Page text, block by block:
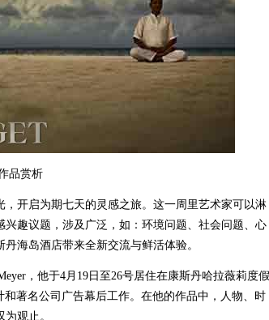
品赏析
开启为期七天的灵感之旅。这一周里艺术家可以淋
趣议题，涉及广泛，如：环境问题、社会问题、心
海岛酒店带来全新交流与鲜活体验。
，他于4月19日至26号居住在康斯丹哈拉薇莉度
著名公司广告幕后工作。在他的作品中，人物、时
观止。